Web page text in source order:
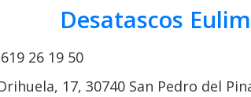
Desatascos
26 19 50
17, 30740 San Pedro del